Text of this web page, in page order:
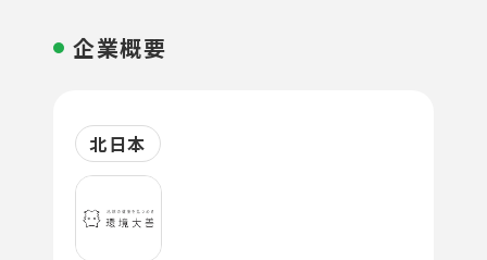
企業概要
北日本